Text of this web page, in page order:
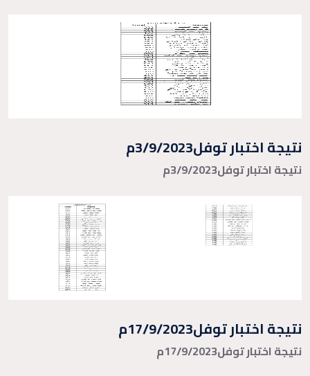
نتيجة اختبار توفل3/9/2023م
نتيجة اختبار توفل3/9/2023م
نتيجة اختبار توفل17/9/2023م
نتيجة اختبار توفل17/9/2023م